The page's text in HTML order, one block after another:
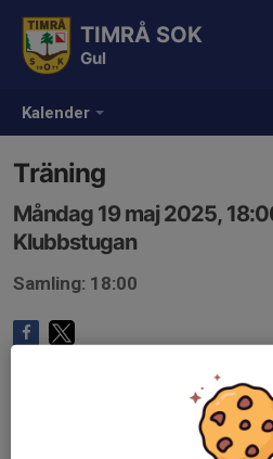
Kalender
TIMRÅ SOK
Gul
Träning
Måndag 19 maj 2025,
Klubbstugan
Samling: 18:00